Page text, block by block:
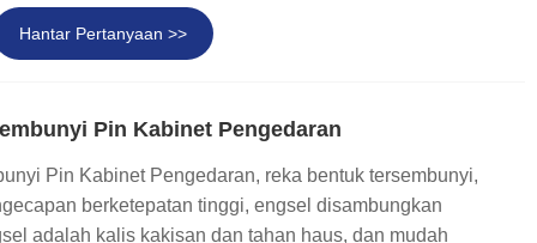
Hantar Pertanyaan >>
Pin Kabinet Pengedaran
Pin Kabinet Pengedaran, reka bentuk tersembunyi,
berketepatan tinggi, engsel disambungkan
adalah kalis kakisan dan tahan haus, dan mudah